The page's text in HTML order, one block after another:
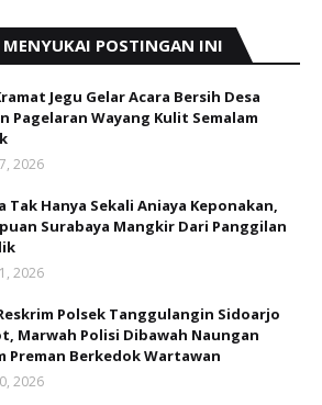
POSTINGAN INI
Jegu Gelar Acara Bersih Desa
Pagelaran Wayang Kulit Semalam
2026
Tak Hanya Sekali Aniaya Keponakan,
Surabaya Mangkir Dari Panggilan
2026
Polsek Tanggulangin Sidoarjo
Marwah Polisi Dibawah Naungan
Preman Berkedok Wartawan
2026